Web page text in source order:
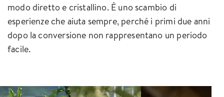
modo diretto e cristallino. È uno scambio di
esperienze che aiuta sempre, perché i primi due anni
dopo la conversione non rappresentano un periodo
facile.